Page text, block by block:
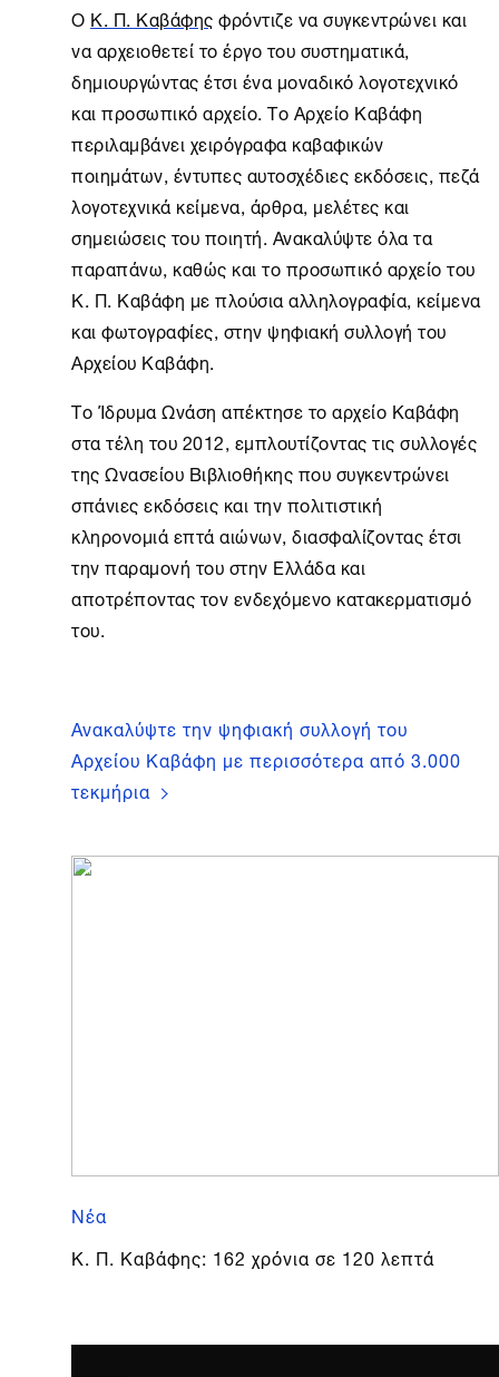
Ο Κ. Π. Καβάφηςφρόντιζε να συγκεντρώνει και
να αρχειοθετεί το έργο του συστηματικά,
δημιουργώντας έτσι ένα μοναδικό λογοτεχνικό
και προσωπικό αρχείο. ΤοΑρχείο Καβάφη
περιλαμβάνει χειρόγραφα καβαφικών
ποιημάτων, έντυπες αυτοσχέδιες εκδόσεις, πεζά
λογοτεχνικά κείμενα, άρθρα, μελέτες και
σημειώσεις του ποιητή. Ανακαλύψτε όλα τα
παραπάνω, καθώς και το προσωπικό αρχείο του
Κ. Π. Καβάφη με πλούσια αλληλογραφία, κείμενα
και φωτογραφίες, στην ψηφιακή συλλογή του
Αρχείου Καβάφη.
ΤοΊδρυμα Ωνάση απέκτησε το αρχείο Καβάφη
στα τέλη του 2012, εμπλουτίζοντας τις συλλογές
της Ωνασείου Βιβλιοθήκης που συγκεντρώνει
σπάνιες εκδόσεις και την πολιτιστική
κληρονομιά επτά αιώνων, διασφαλίζοντας έτσι
την παραμονή του στην Ελλάδα και
αποτρέποντας τον ενδεχόμενο κατακερματισμό
του.
Ανακαλύψτε την ψηφιακή συλλογή του
Αρχείου Καβάφη με περισσότερα από 3.000
τεκμήρια
Νέα
Κ. Π. Καβάφης: 162 χρόνια σε 120 λεπτά